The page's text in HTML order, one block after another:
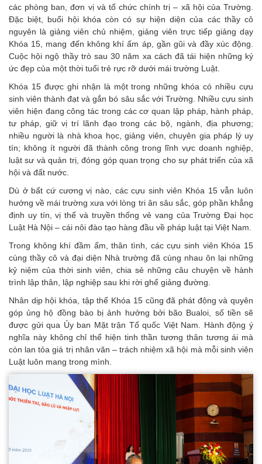
các phòng ban, đơn vị và tổ chức chính trị – xã hội của Trường.
Đặc biệt, buổi hội khóa còn có sự hiện diện của các thầy cô
nguyên là giảng viên chủ nhiệm, giảng viên trực tiếp giảng dạy
Khóa 15, mang đến không khí ấm áp, gần gũi và đầy xúc động.
Cuộc hội ngộ thầy trò sau 30 năm xa cách đã tái hiện những ký
ức đẹp của một thời tuổi trẻ rực rỡ dưới mái trường Luật.
Khóa 15 được ghi nhận là một trong những khóa có nhiều cựu
sinh viên thành đạt và gắn bó sâu sắc với Trường. Nhiều cựu sinh
viên hiện đang công tác trong các cơ quan lập pháp, hành pháp,
tư pháp, giữ vị trí lãnh đạo trong các bộ, ngành, địa phương;
nhiều người là nhà khoa học, giảng viên, chuyên gia pháp lý uy
tín; không ít người đã thành công trong lĩnh vực doanh nghiệp,
luật sư và quản trị, đóng góp quan trọng cho sự phát triển của xã
hội và đất nước.
Dù ở bất cứ cương vị nào, các cựu sinh viên Khóa 15 vẫn luôn
hướng về mái trường xưa với lòng tri ân sâu sắc, góp phần khẳng
định uy tín, vị thế và truyền thống vẻ vang của Trường Đại học
Luật Hà Nội – cái nôi đào tạo hàng đầu về pháp luật tại Việt Nam.
Trong không khí đầm ấm, thân tình, các cựu sinh viên Khóa 15
cùng thầy cô và đại diện Nhà trường đã cùng nhau ôn lại những
kỷ niệm của thời sinh viên, chia sẻ những câu chuyện về hành
trình lập thân, lập nghiệp sau khi rời ghế giảng đường.
Nhân dịp hội khóa, tập thể Khóa 15 cũng đã phát động và quyên
góp ủng hộ đồng bào bị ảnh hưởng bởi bão Bualoi, số tiền sẽ
được gửi qua Ủy ban Mặt trận Tổ quốc Việt Nam. Hành động ý
nghĩa này không chỉ thể hiện tinh thần tương thân tương ái mà
còn lan tỏa giá trị nhân văn – trách nhiệm xã hội mà mỗi sinh viên
Luật luôn mang trong mình.